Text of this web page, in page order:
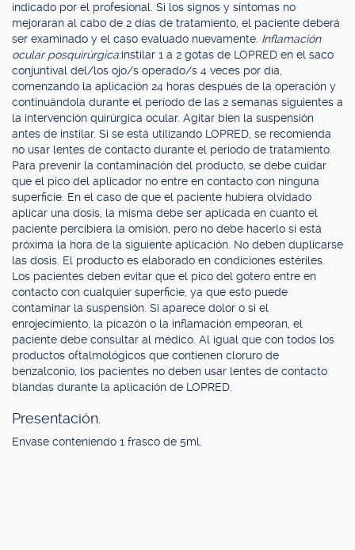
indicado por el profesional. Si los signos y síntomas no
mejoraran al cabo de 2 días de tratamiento, el paciente deberá
ser examinado y el caso evaluado nuevamente. Inflamación
ocular posquirúrgica:instilar 1 a 2 gotas de LOPRED en el saco
conjuntival del/los ojo/s operado/s 4 veces por día,
comenzando la aplicación 24 horas después de la operación y
continuándola durante el período de las 2 semanas siguientes a
la intervención quirúrgica ocular. Agitar bien la suspensión
antes de instilar. Si se está utilizando LOPRED, se recomienda
no usar lentes de contacto durante el período de tratamiento.
Para prevenir la contaminación del producto, se debe cuidar
que el pico del aplicador no entre en contacto con ninguna
superficie. En el caso de que el paciente hubiera olvidado
aplicar una dosis, la misma debe ser aplicada en cuanto el
paciente percibiera la omisión, pero no debe hacerlo si está
próxima la hora de la siguiente aplicación. No deben duplicarse
las dosis. El producto es elaborado en condiciones estériles.
Los pacientes deben evitar que el pico del gotero entre en
contacto con cualquier superficie, ya que esto puede
contaminar la suspensión. Si aparece dolor o si el
enrojecimiento, la picazón o la inflamación empeoran, el
paciente debe consultar al médico. Al igual que con todos los
productos oftalmológicos que contienen cloruro de
benzalconio, los pacientes no deben usar lentes de contacto
blandas durante la aplicación de LOPRED.
Presentación.
Envase conteniendo 1 frasco de 5ml.